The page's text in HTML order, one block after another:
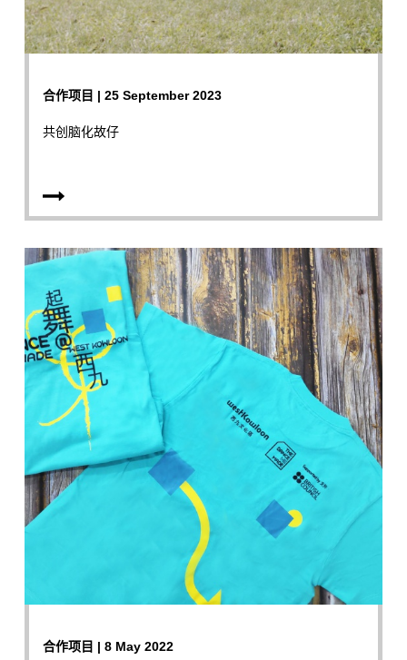
合作项目 | 25 September 2023
共创脑化故仔
合作项目 | 8 May 2022